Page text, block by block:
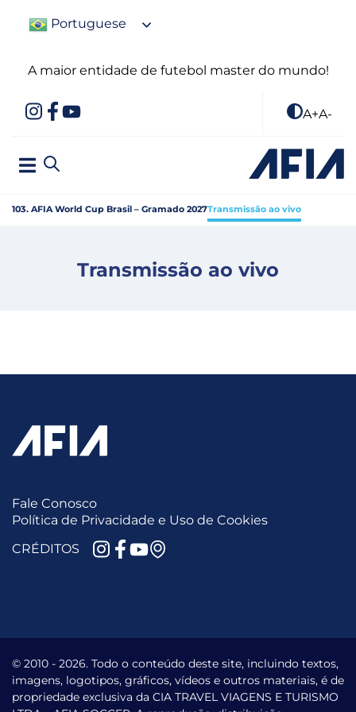
Portuguese
A maior entidade de futebol master do mundo!
A+A-
103. AFIA World Cup Brasil – Gramado 2027Transmissão ao vivo
Transmissão ao vivo
Fale Conosco
Política de Privacidade e Uso de Cookies
CRÉDITOS
© 2010 - 2026. Todo o conteúdo deste site, incluindo textos,
imagens, logotipos, gráficos, vídeos e outros materiais, é de
propriedade exclusiva da CIA TRAVEL VIAGENS E TURISMO